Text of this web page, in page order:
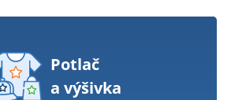
Potlač
a výšivka